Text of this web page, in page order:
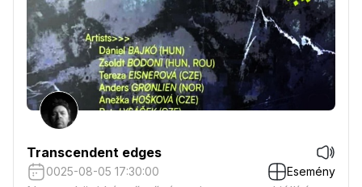
Transcendent edges
0025-08-05 17:30:00 Esemény